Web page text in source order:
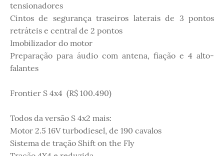
tensionadores
Cintos de segurança traseiros laterais de 3 pontos
retráteis e central de 2 pontos
Imobilizador do motor
Preparação para áudio com antena, fiação e 4 alto-
falantes
Frontier S 4x4 (R$ 100.490)
Todos da versão S 4x2 mais:
Motor 2.5 16V turbodiesel, de 190 cavalos
Sistema de tração Shift on the Fly